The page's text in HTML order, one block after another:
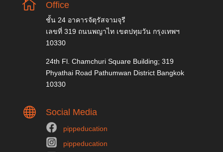
 Office
ชั้น 24 อาคารจัตุรัสจามจุรี
เลขที่ 319 ถนนพญาไท เขตปทุมวัน กรุงเทพฯ
10330
24th Fl. Chamchuri Square Building; 319
Phyathai Road Pathumwan District Bangkok
10330
 Social Media
pippeducation
pippeducation